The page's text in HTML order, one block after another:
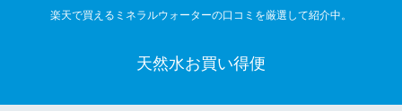
楽天で買えるミネラルウォーターの口コミを厳選して紹介中。
天然水お買い得便